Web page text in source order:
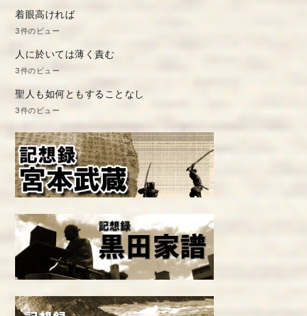
着眼高ければ
3件のビュー
人に於いては薄く責む
3件のビュー
聖人も如何ともすることなし
3件のビュー